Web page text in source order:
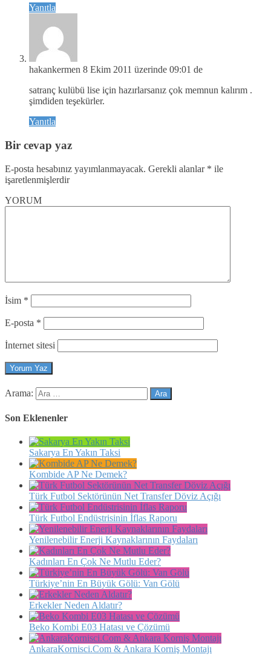
Yanıtla
hakankermen 8 Ekim 2011 üzerinde 09:01 de
satranç kulübü lise için hazırlarsanız çok memnun kalırım .
şimdiden teşekürler.
Yanıtla
Bir cevap yaz
E-posta hesabınız yayımlanmayacak. Gerekli alanlar * ile
işaretlenmişlerdir
YORUM
İsim *
E-posta *
İnternet sitesi
Arama:
Son Eklenenler
Sakarya En Yakın Taksi
Kombide AP Ne Demek?
Türk Futbol Sektörünün Net Transfer Döviz Açığı
Türk Futbol Endüstrisinin İflas Raporu
Yenilenebilir Enerji Kaynaklarının Faydaları
Kadınları En Çok Ne Mutlu Eder?
Türkiye’nin En Büyük Gölü: Van Gölü
Erkekler Neden Aldatır?
Beko Kombi E03 Hatası ve Çözümü
AnkaraKornisci.Com & Ankara Korniş Montajı